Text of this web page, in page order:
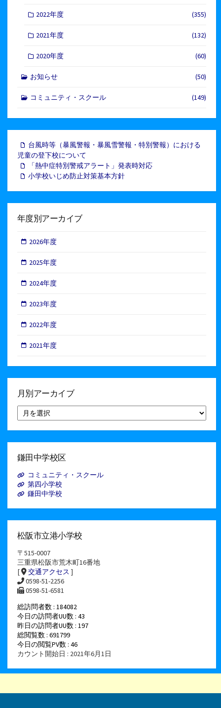
2022年度 (355)
2021年度 (132)
2020年度 (60)
お知らせ (50)
コミュニティ・スクール (149)
台風時等（暴風警報・暴風雪警報・特別警報）における
児童の登下校について
「熱中症特別警戒アラート」発表時対応
小学校いじめ防止対策基本方針
年度別アーカイブ
2026年度
2025年度
2024年度
2023年度
2022年度
2021年度
月別アーカイブ
別
ア
イ
鎌田中学校区
コミュニティ・スクール
第四小学校
鎌田中学校
松阪市立港小学校
〒515-0007
三重県松阪市荒木町16番地
[
交通アクセス ]
0598-51-2256
0598-51-6581
総訪問者数 : 184082
今日の訪問者UU数 : 43
昨日の訪問者UU数 : 197
総閲覧数 : 691799
今日の閲覧PV数 : 46
カウント開始日 : 2021年6月1日